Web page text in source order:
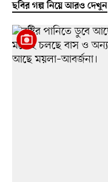
ছবির গল্প নিয়ে আরও দেখুন